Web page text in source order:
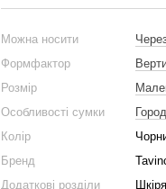
Можна носити
Формфактор
Розмір
Особливості сумки
Колір
Бренд
Додаткові розділи